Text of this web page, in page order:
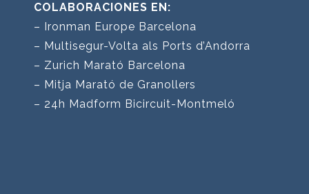
COLABORACIONES EN:
– Ironman Europe Barcelona
– Multisegur-Volta als Ports d’Andorra
– Zurich Marató Barcelona
– Mitja Marató de Granollers
– 24h Madform Bicircuit-Montmeló